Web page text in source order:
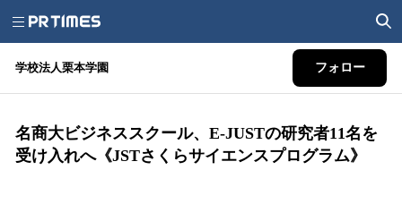
学校法人栗本学園 フォロー
名商大ビジネススクール、E-JUSTの研究者11名を
受け入れへ《JSTさくらサイエンスプログラム》